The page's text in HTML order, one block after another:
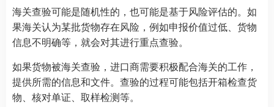
海关查验可能是随机性的，也可能是基于风险评估的。如
果海关认为某批货物存在风险，例如申报价值过低、货物
信息不明确等，就会对其进行重点查验。
如果货物被海关查验，进口商需要积极配合海关的工作，
提供所需的信息和文件。查验的过程可能包括开箱检查货
物、核对单证、取样检测等。